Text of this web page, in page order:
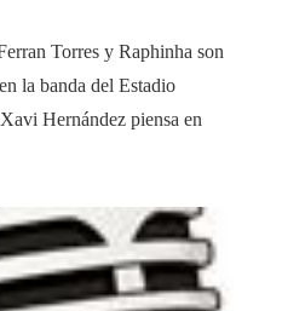
Torres y Raphinha son
la banda del Estadio
Hernández piensa en